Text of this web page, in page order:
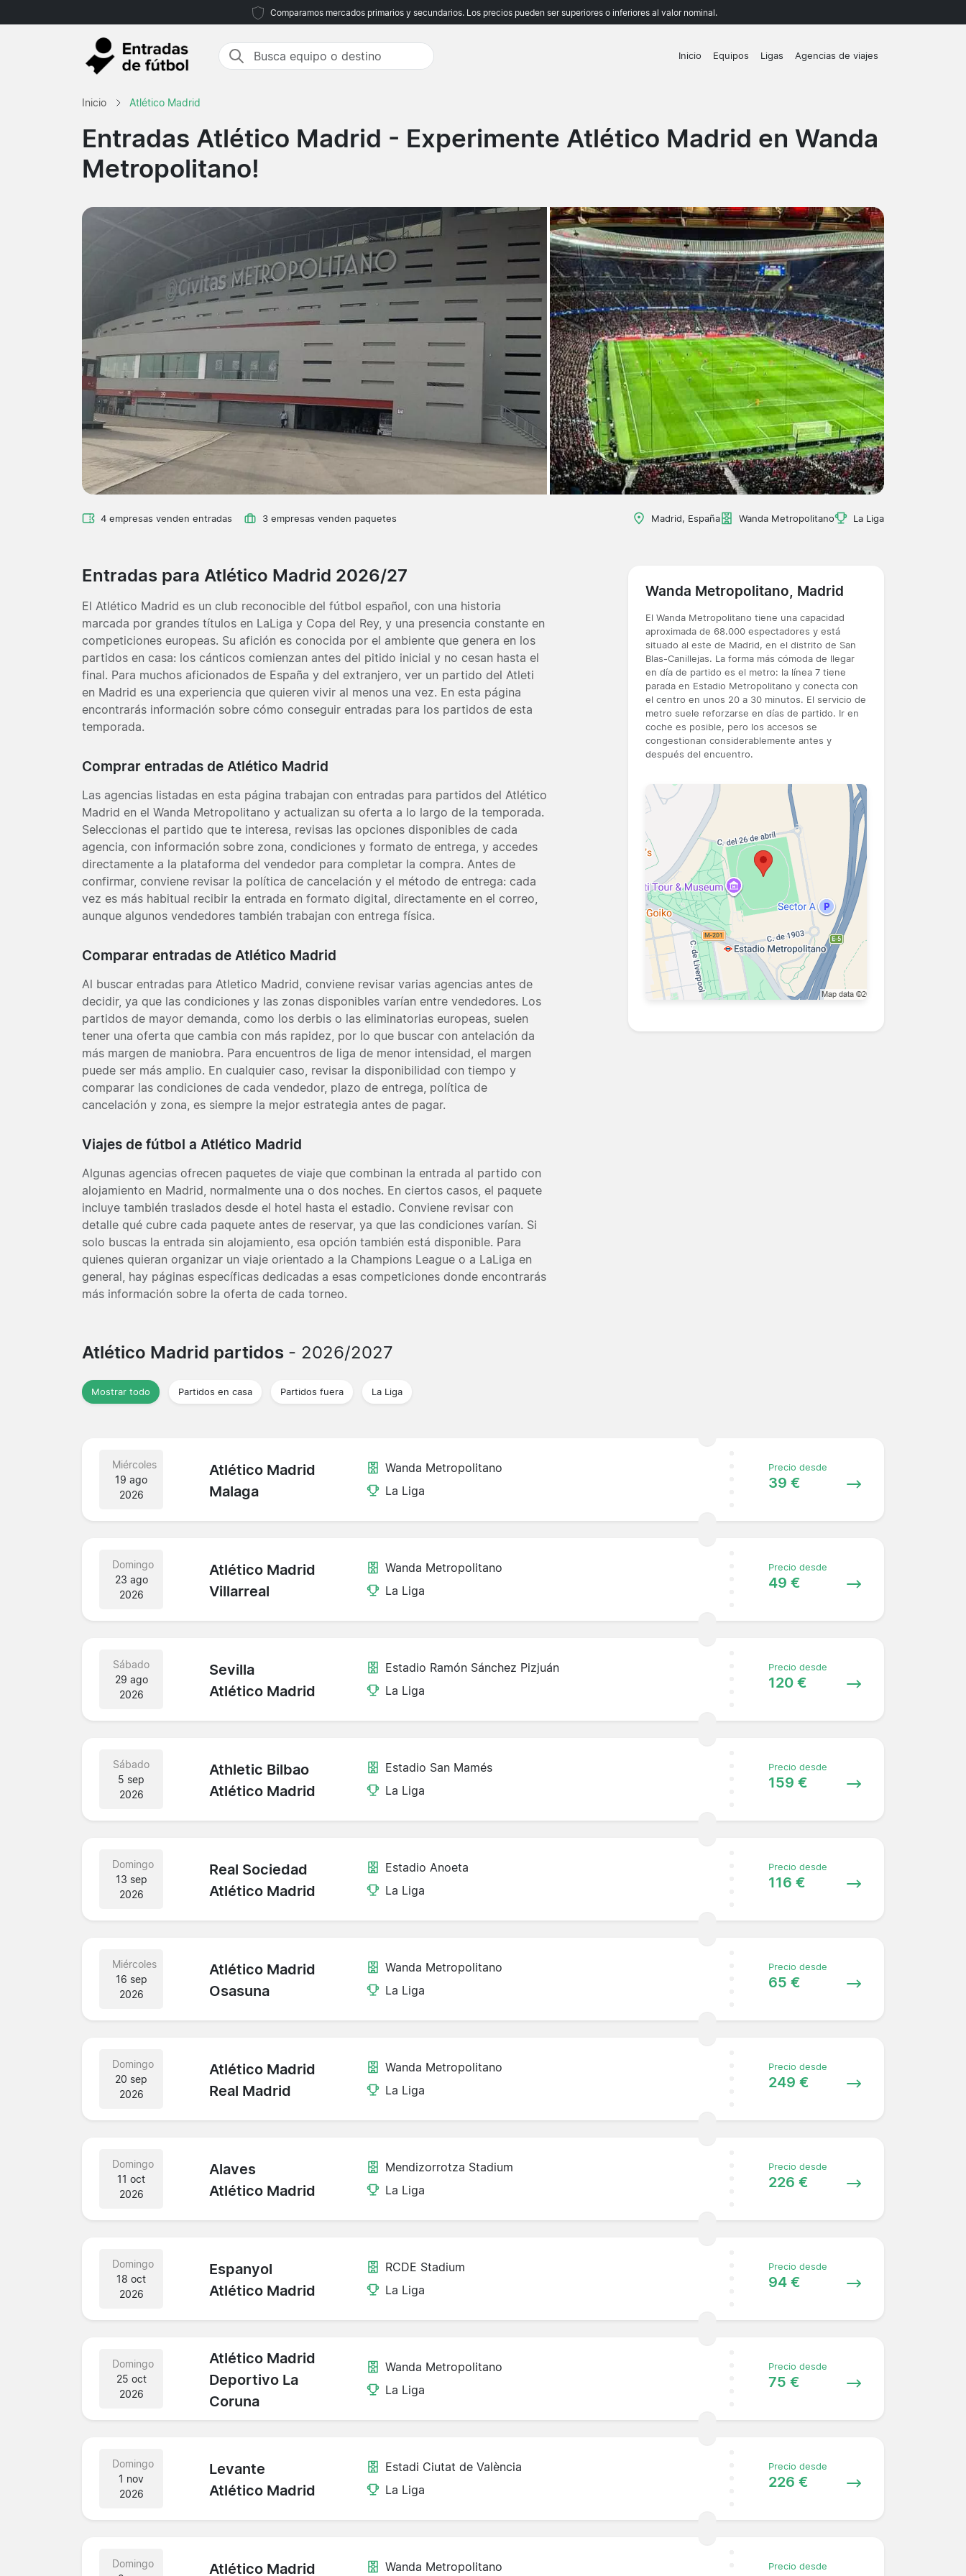
Comparamos mercados primarios y secundarios. Los precios pueden ser superiores o inferiores al valor nominal.
Inicio Equipos Ligas Agencias de viajes
Inicio Atlético Madrid
Entradas Atlético Madrid - Experimente Atlético Madrid en Wanda
Metropolitano!
4 empresas venden entradas 3 empresas venden paquetes Madrid, España Wanda Metropolitano La Liga
Entradas para Atlético Madrid 2026/27
El Atlético Madrid es un club reconocible del fútbol español, con una historia
marcada por grandes títulos en LaLiga y Copa del Rey, y una presencia constante en
competiciones europeas. Su afición es conocida por el ambiente que genera en los
partidos en casa: los cánticos comienzan antes del pitido inicial y no cesan hasta el
final. Para muchos aficionados de España y del extranjero, ver un partido del Atleti
en Madrid es una experiencia que quieren vivir al menos una vez. En esta página
encontrarás información sobre cómo conseguir entradas para los partidos de esta
temporada.
Comprar entradas de Atlético Madrid
Las agencias listadas en esta página trabajan con entradas para partidos del Atlético
Madrid en el Wanda Metropolitano y actualizan su oferta a lo largo de la temporada.
Seleccionas el partido que te interesa, revisas las opciones disponibles de cada
agencia, con información sobre zona, condiciones y formato de entrega, y accedes
directamente a la plataforma del vendedor para completar la compra. Antes de
confirmar, conviene revisar la política de cancelación y el método de entrega: cada
vez es más habitual recibir la entrada en formato digital, directamente en el correo,
aunque algunos vendedores también trabajan con entrega física.
Comparar entradas de Atlético Madrid
Al buscar entradas para Atletico Madrid, conviene revisar varias agencias antes de
decidir, ya que las condiciones y las zonas disponibles varían entre vendedores. Los
partidos de mayor demanda, como los derbis o las eliminatorias europeas, suelen
tener una oferta que cambia con más rapidez, por lo que buscar con antelación da
más margen de maniobra. Para encuentros de liga de menor intensidad, el margen
puede ser más amplio. En cualquier caso, revisar la disponibilidad con tiempo y
comparar las condiciones de cada vendedor, plazo de entrega, política de
cancelación y zona, es siempre la mejor estrategia antes de pagar.
Viajes de fútbol a Atlético Madrid
Algunas agencias ofrecen paquetes de viaje que combinan la entrada al partido con
alojamiento en Madrid, normalmente una o dos noches. En ciertos casos, el paquete
incluye también traslados desde el hotel hasta el estadio. Conviene revisar con
detalle qué cubre cada paquete antes de reservar, ya que las condiciones varían. Si
solo buscas la entrada sin alojamiento, esa opción también está disponible. Para
quienes quieran organizar un viaje orientado a la Champions League o a LaLiga en
general, hay páginas específicas dedicadas a esas competiciones donde encontrarás
más información sobre la oferta de cada torneo.
Wanda Metropolitano, Madrid
El Wanda Metropolitano tiene una capacidad
aproximada de 68.000 espectadores y está
situado al este de Madrid, en el distrito de San
Blas-Canillejas. La forma más cómoda de llegar
en día de partido es el metro: la línea 7 tiene
parada en Estadio Metropolitano y conecta con
el centro en unos 20 a 30 minutos. El servicio de
metro suele reforzarse en días de partido. Ir en
coche es posible, pero los accesos se
congestionan considerablemente antes y
después del encuentro.
Atlético Madrid partidos - 2026/2027
Mostrar todo Partidos en casa Partidos fuera La Liga
Miércoles
19 ago
2026
Atlético Madrid
Malaga
Wanda Metropolitano
La Liga
Precio desde
39 €
Domingo
23 ago
2026
Atlético Madrid
Villarreal
Wanda Metropolitano
La Liga
Precio desde
49 €
Sábado
29 ago
2026
Sevilla
Atlético Madrid
Estadio Ramón Sánchez Pizjuán
La Liga
Precio desde
120 €
Sábado
5 sep
2026
Athletic Bilbao
Atlético Madrid
Estadio San Mamés
La Liga
Precio desde
159 €
Domingo
13 sep
2026
Real Sociedad
Atlético Madrid
Estadio Anoeta
La Liga
Precio desde
116 €
Miércoles
16 sep
2026
Atlético Madrid
Osasuna
Wanda Metropolitano
La Liga
Precio desde
65 €
Domingo
20 sep
2026
Atlético Madrid
Real Madrid
Wanda Metropolitano
La Liga
Precio desde
249 €
Domingo
11 oct
2026
Alaves
Atlético Madrid
Mendizorrotza Stadium
La Liga
Precio desde
226 €
Domingo
18 oct
2026
Espanyol
Atlético Madrid
RCDE Stadium
La Liga
Precio desde
94 €
Domingo
25 oct
2026
Atlético Madrid
Deportivo La
Coruna
Wanda Metropolitano
La Liga
Precio desde
75 €
Domingo
1 nov
2026
Levante
Atlético Madrid
Estadi Ciutat de València
La Liga
Precio desde
226 €
Domingo
Atlético Madrid Wanda Metropolitano Precio desde